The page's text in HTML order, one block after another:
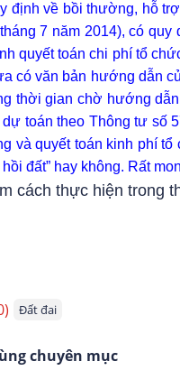
định về bồi thường, hỗ
7 năm 2014), có
quyết toán chi phí tổ
có văn bản hướng dẫn
thời gian chờ hướng
dự toán theo Thông tư số
và quyết toán kinh phí
hồi đất” hay không. Rất
cách thực hiện trong
Đất đai
chuyên mục